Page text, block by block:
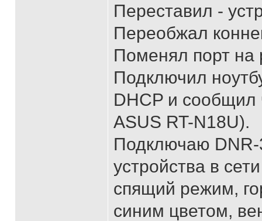
Переставил -
Переобжал
Поменял порт на
Подключил
DHCP и сообщил
ASUS RT-N18U).
Подключаю DNR-
устройства в
спящий режим,
синим цветом,